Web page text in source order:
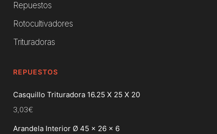
Repuestos
Rotocultivadores
Trituradoras
REPUESTOS
Casquillo Trituradora 16.25 X 25 X 20
3,03€
Arandela Interior Ø 45 x 26 x 6